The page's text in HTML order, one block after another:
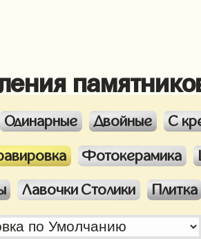
Одинарные Двойные С
Фотокерамика
Лавочки Столики Плитка